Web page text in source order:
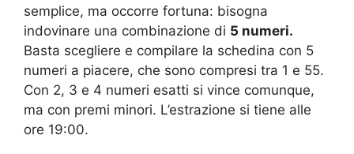
semplice, ma occorre fortuna: bisogna
indovinare una combinazione di 5 numeri.
Basta scegliere e compilare la schedina con 5
numeri a piacere, che sono compresi tra 1 e 55.
Con 2, 3 e 4 numeri esatti si vince comunque,
ma con premi minori. L’estrazione si tiene alle
ore 19:00.